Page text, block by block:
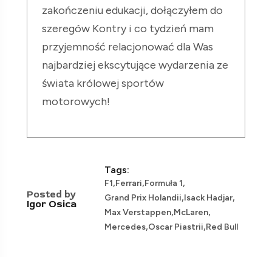
zakończeniu edukacji, dołączyłem do
szeregów Kontry i co tydzień mam
przyjemność relacjonować dla Was
najbardziej ekscytujące wydarzenia ze
świata królowej sportów
motorowych!
Posted by
Igor Osica
Tags:
F1,Ferrari,Formuła 1,
Grand Prix Holandii,Isack Hadjar,
Max Verstappen,McLaren,
Mercedes,Oscar Piastrii,Red Bull